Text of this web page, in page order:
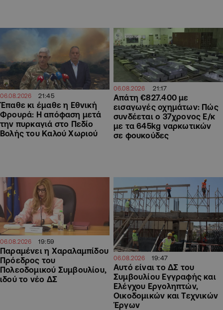
06.08.2026 21:45
Έπαθε κι έμαθε η Εθνική
Φρουρά: Η απόφαση μετά
την πυρκαγιά στο Πεδίο
Βολής του Καλού Χωριού
06.08.2026 21:17
Απάτη €827.400 με
εισαγωγές οχημάτων: Πώς
συνδέεται ο 37χρονος Ε/κ
με τα 645kg ναρκωτικών
σε φουκούδες
06.08.2026 19:59
Παραμένει η Χαραλαμπίδου
Πρόεδρος του
Πολεοδομικού Συμβουλίου,
ιδού το νέο ΔΣ
06.08.2026 19:47
Αυτό είναι το ΔΣ του
Συμβουλίου Εγγραφής και
Ελέγχου Εργοληπτών,
Οικοδομικών και Τεχνικών
Έργων